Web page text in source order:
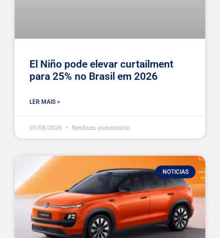
El Niño pode elevar curtailment
para 25% no Brasil em 2026
LER MAIS >
07/08/2026 Nenhum comentário
NOTICIAS